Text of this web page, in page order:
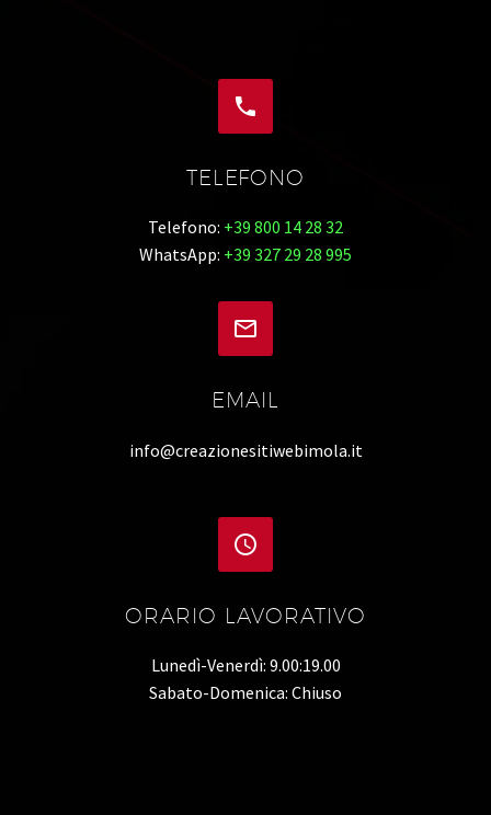


TELEFONO
Telefono: +39 800 14 28 32
WhatsApp: +39 327 29 28 995


EMAIL
info@creazionesitiwebimola.it


ORARIO LAVORATIVO
Lunedì-Venerdì: 9.00:19.00
Sabato-Domenica: Chiuso